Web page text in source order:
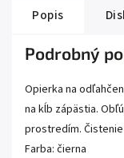
Popis
Podrobný
Opierka na
na kĺb zápästia.
prostredím.
Farba: čierna